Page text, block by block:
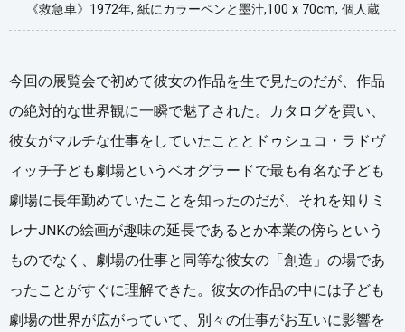
《救急車》1972年, 紙にカラーペンと墨汁,100 x 70cm, 個人蔵
今回の展覧会で初めて彼女の作品を生で見たのだが、作品
の絶対的な世界観に一瞬で魅了された。カタログを買い、
彼女がマルチな仕事をしていたこととドゥシュコ・ラドヴ
ィッチ子ども劇場というベオグラードで最も有名な子ども
劇場に長年勤めていたことを知ったのだが、それを知りミ
レナJNKの絵画が趣味の延長であるとか本業の傍らという
ものでなく、劇場の仕事と同等な彼女の「創造」の場であ
ったことがすぐに理解できた。彼女の作品の中には子ども
劇場の世界が広がっていて、別々の仕事がお互いに影響を